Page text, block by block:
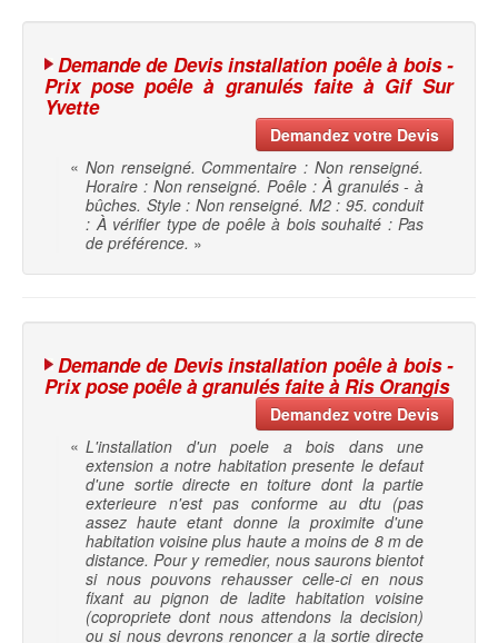
Demande de Devis installation poêle à bois -
Prix pose poêle à granulés faite à Gif Sur
Yvette
Demandez votre Devis
« Non renseigné. Commentaire : Non renseigné.
Horaire : Non renseigné. Poêle : À granulés - à
bûches. Style : Non renseigné. M2 : 95. conduit
: À vérifier type de poêle à bois souhaité : Pas
de préférence. »
Demande de Devis installation poêle à bois -
Prix pose poêle à granulés faite à Ris Orangis
Demandez votre Devis
« L'installation d'un poele a bois dans une
extension a notre habitation presente le defaut
d'une sortie directe en toiture dont la partie
exterieure n'est pas conforme au dtu (pas
assez haute etant donne la proximite d'une
habitation voisine plus haute a moins de 8 m de
distance. Pour y remedier, nous saurons bientot
si nous pouvons rehausser celle-ci en nous
fixant au pignon de ladite habitation voisine
(copropriete dont nous attendons la decision)
ou si nous devrons renoncer a la sortie directe